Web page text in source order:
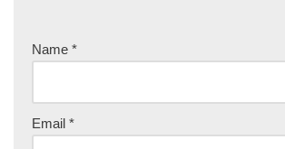
Name *
Email *